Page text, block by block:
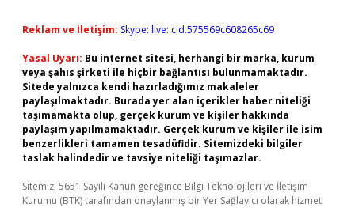
Reklam ve İletişim: Skype: live:.cid.575569c608265c69
Yasal Uyarı: Bu internet sitesi, herhangi bir marka, kurum
veya şahıs şirketi ile hiçbir bağlantısı bulunmamaktadır.
Sitede yalnızca kendi hazırladığımız makaleler
paylaşılmaktadır. Burada yer alan içerikler haber niteliği
taşımamakta olup, gerçek kurum ve kişiler hakkında
paylaşım yapılmamaktadır. Gerçek kurum ve kişiler ile isim
benzerlikleri tamamen tesadüfidir. Sitemizdeki bilgiler
taslak halindedir ve tavsiye niteliği taşımazlar.
Sitemiz, 5651 Sayılı Kanun gereğince Bilgi Teknolojileri ve İletişim
Kurumu (BTK) tarafından onaylanmış bir Yer Sağlayıcı olarak hizmet